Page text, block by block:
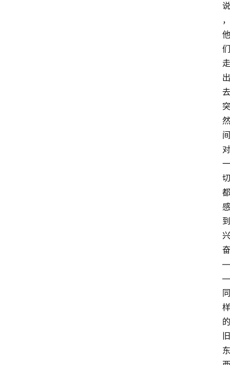
说
，
他
们
走
出
去
突
然
间
对
一
切
都
感
到
兴
奋
—
—
同
样
的
旧
东